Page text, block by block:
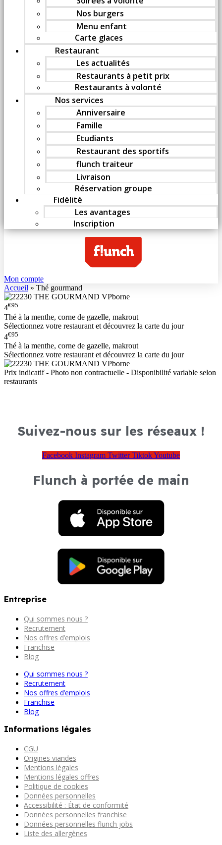
Nos burgers
Menu enfant
Carte glaces
Restaurant
Les actualités
Restaurants à petit prix
Restaurants à volonté
Nos services
Anniversaire
Famille
Etudiants
Restaurant des sportifs
flunch traiteur
Livraison
Réservation groupe
Fidélité
Les avantages
Inscription
Mon compte
Accueil » Thé gourmand
4€95
Thé à la menthe, corne de gazelle, makrout
Sélectionnez votre restaurant et découvrez la carte du jour
4€95
Thé à la menthe, corne de gazelle, makrout
Sélectionnez votre restaurant et découvrez la carte du jour
Prix indicatif - Photo non contractuelle - Disponibilité variable selon
restaurants
Suivez-nous sur les réseaux !
Facebook Instagram Twitter TiktokYoutube
Flunch à portée de main
Entreprise
Qui sommes nous ?
Recrutement
Nos offres d’emplois
Franchise
Blog
Qui sommes nous ?
Recrutement
Nos offres d’emplois
Franchise
Blog
Informations légales
CGU
Origines viandes
Mentions légales
Mentions légales offres
Politique de cookies
Données personnelles
Accessibilité : État de conformité
Données personnelles franchise
Données personnelles flunch jobs
Liste des allergènes